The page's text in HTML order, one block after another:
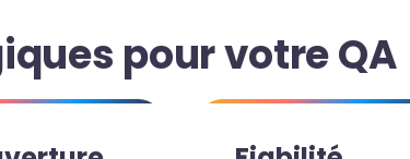
pour votre QA